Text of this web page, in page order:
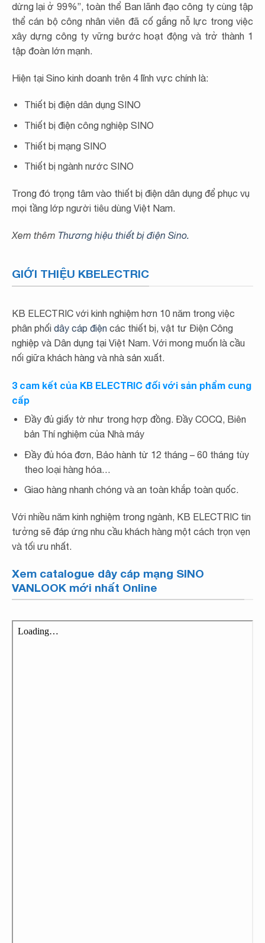
dừng lại ở 99%”, toàn thể Ban lãnh đạo công ty cùng tập
thể cán bộ công nhân viên đã cố gắng nỗ lực trong việc
xây dựng công ty vững bước hoạt động và trở thành 1
tập đoàn lớn mạnh.
Hiện tại Sino kinh doanh trên 4 lĩnh vực chính là:
Thiết bị điện dân dụng SINO
Thiết bị điện công nghiệp SINO
Thiết bị mạng SINO
Thiết bị ngành nước SINO
Trong đó trọng tâm vào thiết bị điện dân dụng để phục vụ
mọi tầng lớp người tiêu dùng Việt Nam.
Xem thêm Thương hiệu thiết bị điện Sino.
GIỚI THIỆU KBELECTRIC
KB ELECTRIC với kinh nghiệm hơn 10 năm trong việc
phân phối dây cáp điện các thiết bị, vật tư Điện Công
nghiệp và Dân dụng tại Việt Nam. Với mong muốn là cầu
nối giữa khách hàng và nhà sản xuất.
3 cam kết của KB ELECTRIC đối với sản phẩm cung
cấp
Đầy đủ giấy tờ như trong hợp đồng. Đầy COCQ, Biên
bản Thí nghiệm của Nhà máy
Đầy đủ hóa đơn, Bảo hành từ 12 tháng – 60 tháng tùy
theo loại hàng hóa…
Giao hàng nhanh chóng và an toàn khắp toàn quốc.
Với nhiều năm kinh nghiệm trong ngành, KB ELECTRIC tin
tưởng sẽ đáp ứng nhu cầu khách hàng một cách trọn vẹn
và tối ưu nhất.
Xem catalogue dây cáp mạng SINO
VANLOOK mới nhất Online